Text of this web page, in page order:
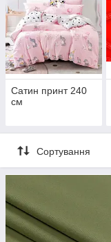
Сатин принт 240
см
Сортування